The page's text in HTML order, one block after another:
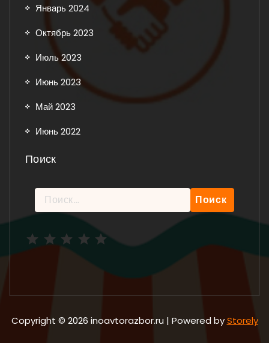
Январь 2024
Октябрь 2023
Июль 2023
Июнь 2023
Май 2023
Июнь 2022
Поиск
Найти:
Copyright © 2026 inoavtorazbor.ru | Powered byStorely